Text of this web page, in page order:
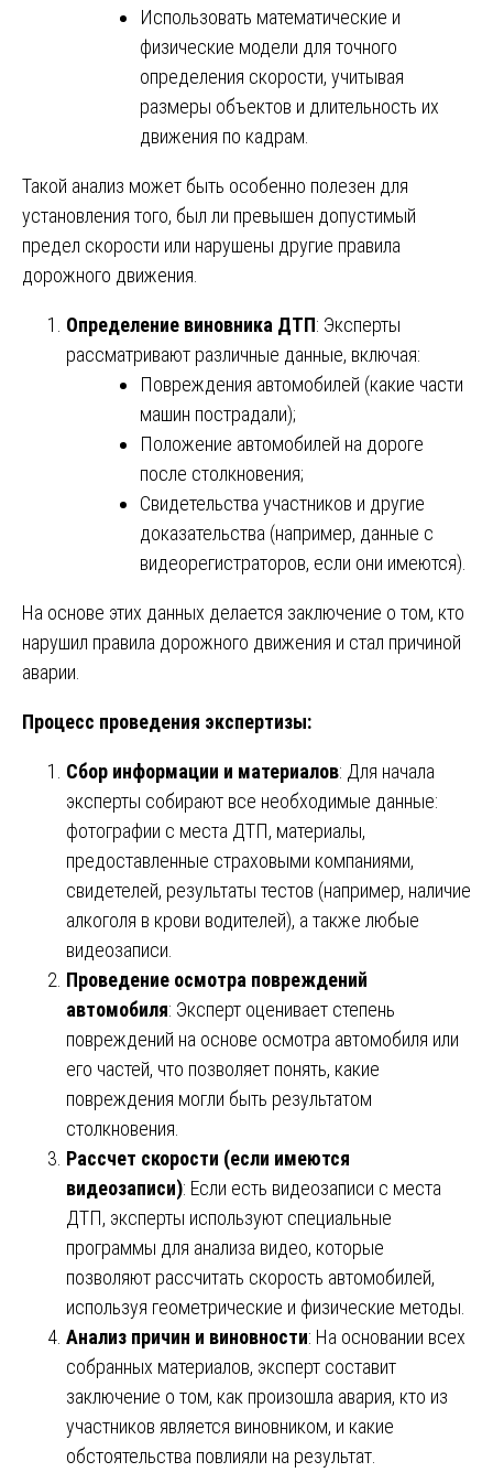
Использовать математические и
физические модели для точного
определения скорости, учитывая
размеры объектов и длительность их
движения по кадрам.
Такой анализ может быть особенно полезен для
установления того, был ли превышен допустимый
предел скорости или нарушены другие правила
дорожного движения.
Определение виновника ДТП: Эксперты
рассматривают различные данные, включая:
Повреждения автомобилей (какие части
машин пострадали);
Положение автомобилей на дороге
после столкновения;
Свидетельства участников и другие
доказательства (например, данные с
видеорегистраторов, если они имеются).
На основе этих данных делается заключение о том, кто
нарушил правила дорожного движения и стал причиной
аварии.
Процесс проведения экспертизы:
Сбор информации и материалов: Для начала
эксперты собирают все необходимые данные:
фотографии с места ДТП, материалы,
предоставленные страховыми компаниями,
свидетелей, результаты тестов (например, наличие
алкоголя в крови водителей), а также любые
видеозаписи.
Проведение осмотра повреждений
автомобиля: Эксперт оценивает степень
повреждений на основе осмотра автомобиля или
его частей, что позволяет понять, какие
повреждения могли быть результатом
столкновения.
Рассчет скорости (если имеются
видеозаписи): Если есть видеозаписи с места
ДТП, эксперты используют специальные
программы для анализа видео, которые
позволяют рассчитать скорость автомобилей,
используя геометрические и физические методы.
Анализ причин и виновности: На основании всех
собранных материалов, эксперт составит
заключение о том, как произошла авария, кто из
участников является виновником, и какие
обстоятельства повлияли на результат.